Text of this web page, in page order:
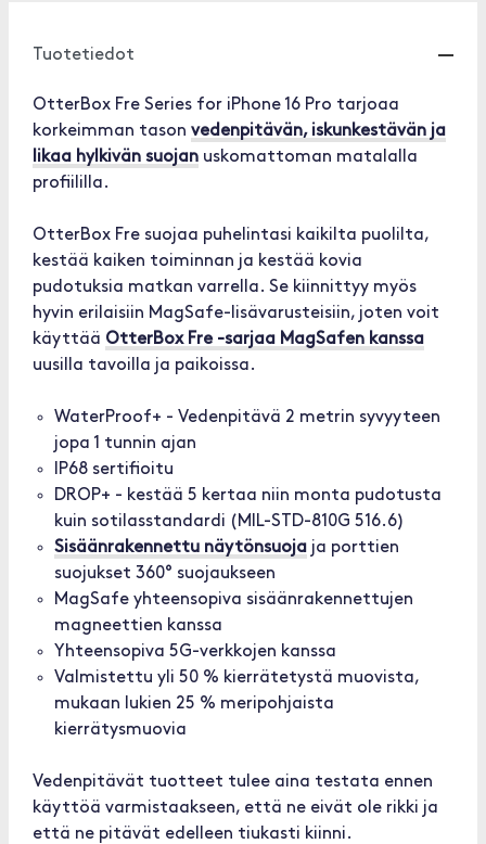
Tuotetiedot
OtterBox Fre Series for iPhone 16 Pro tarjoaa
korkeimman tason vedenpitävän, iskunkestävän ja
likaa hylkivän suojan uskomattoman matalalla
profiililla.
OtterBox Fre suojaa puhelintasi kaikilta puolilta,
kestää kaiken toiminnan ja kestää kovia
pudotuksia matkan varrella. Se kiinnittyy myös
hyvin erilaisiin MagSafe-lisävarusteisiin, joten voit
käyttää OtterBox Fre -sarjaa MagSafen kanssa
uusilla tavoilla ja paikoissa.
WaterProof+ - Vedenpitävä 2 metrin syvyyteen
jopa 1 tunnin ajan
IP68 sertifioitu
DROP+ - kestää 5 kertaa niin monta pudotusta
kuin sotilasstandardi (MIL-STD-810G 516.6)
Sisäänrakennettu näytönsuoja ja porttien
suojukset 360° suojaukseen
MagSafe yhteensopiva sisäänrakennettujen
magneettien kanssa
Yhteensopiva 5G-verkkojen kanssa
Valmistettu yli 50 % kierrätetystä muovista,
mukaan lukien 25 % meripohjaista
kierrätysmuovia
Vedenpitävät tuotteet tulee aina testata ennen
käyttöä varmistaakseen, että ne eivät ole rikki ja
että ne pitävät edelleen tiukasti kiinni.